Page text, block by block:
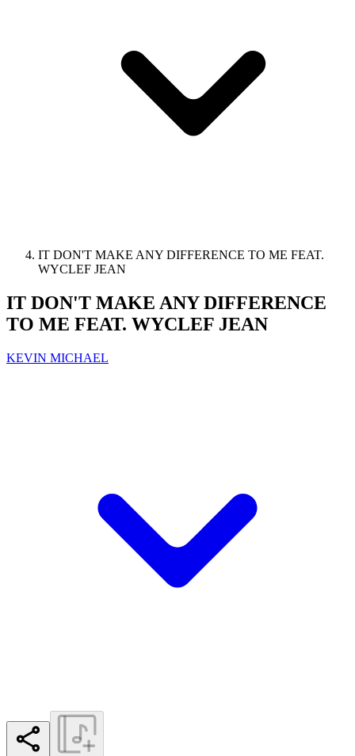
IT DON'T MAKE ANY DIFFERENCE TO ME FEAT.
WYCLEF JEAN
IT DON'T MAKE ANY DIFFERENCE
TO ME FEAT. WYCLEF JEAN
KEVIN MICHAEL